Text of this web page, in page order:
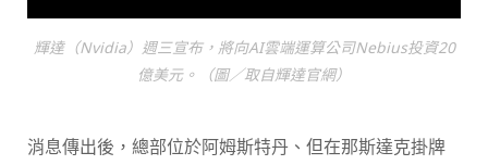
輝達（Nvidia）週三宣布，將向AI雲端運算公司Nebius投資20
億美元。（圖／取自輝達官網）
消息傳出後，總部位於阿姆斯特丹、但在那斯達克掛牌